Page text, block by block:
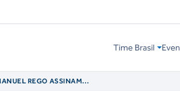
Time Brasil
REGO ASSINAM